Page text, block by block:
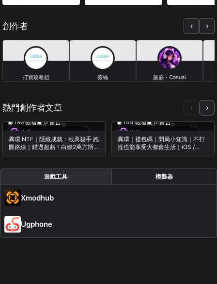
創作者 ‹ ›
打寶攻略組
薇絲
蕨蕨・Casual
熱門創作者文章 ‹ ›
會員文章
蕨蕨・Casual Gameplay
◉ 196 觀看▣ 0 留言
異環 NTE｜隱藏成就：載具殺手 跑
圖路線｜錯過超虧！白嫖2萬方斯與
20個環石｜玩法分享
會員文章
蕨蕨・Casual Gameplay
◉ 134 觀看▣ 0 留言
異環｜禮包碼｜開局小知識｜不打
怪也能享受大都會生活｜iOS /
Android / PC
遊戲工具 模擬器
Xmodhub
Ugphone